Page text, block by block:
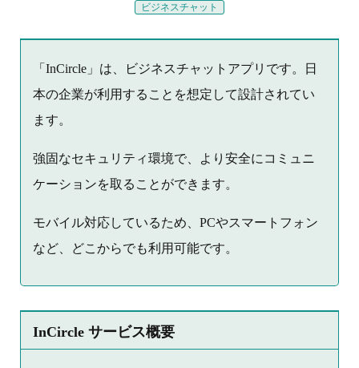
ビジネスチャット
「InCircle」は、ビジネスチャットアプリです。日
本の企業が利用することを想定して設計されてい
ます。
強固なセキュリティ環境で、より安全にコミュニ
ケーションを取ることができます。
モバイル対応しているため、PCやスマートフォン
など、どこからでも利用可能です。
InCircle サービス概要